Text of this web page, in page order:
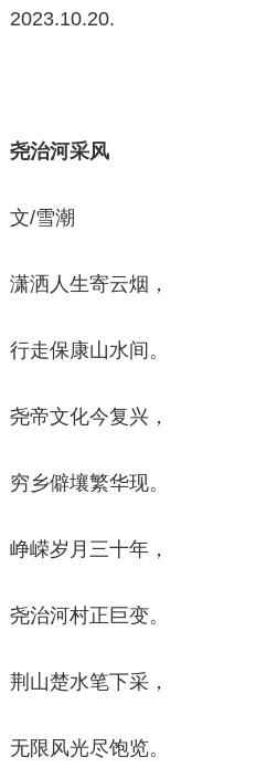
2023.10.20.
尧治河采风
文/雪潮
潇洒人生寄云烟，
行走保康山水间。
尧帝文化今复兴，
穷乡僻壤繁华现。
峥嵘岁月三十年，
尧治河村正巨变。
荆山楚水笔下采，
无限风光尽饱览。